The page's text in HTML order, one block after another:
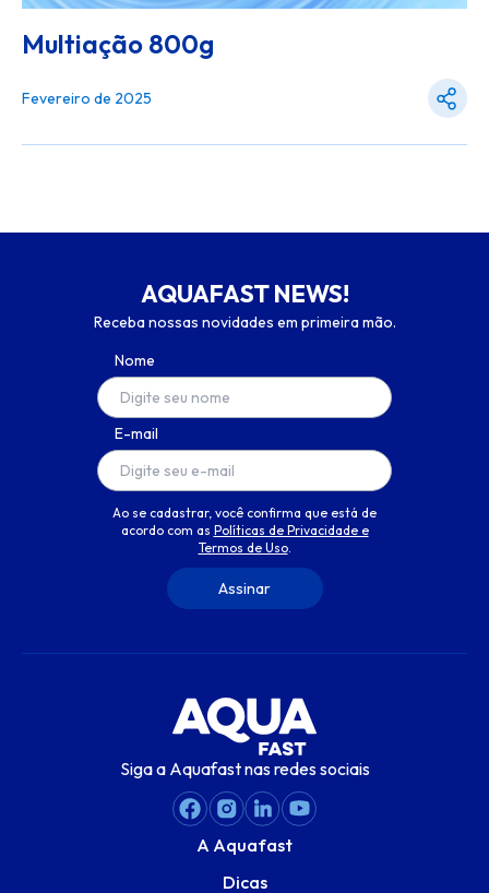
Multiação 800g
Fevereiro de 2025
AQUAFAST NEWS!
Receba nossas novidades em primeira mão.
Nome
E-mail
Ao se cadastrar, você confirma que está de
acordo com as Políticas de Privacidade e
Termos de Uso.
Siga a Aquafast nas redes sociais
A Aquafast
Dicas